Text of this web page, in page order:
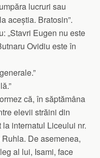
lucruri sau
aceștia. Bratosin”.
„Stavri Eugen nu este
Ovidiu este în
că, în săptămâna
elevii străini din
internatul Liceului nr.
De asemenea,
al lui, Isami, face